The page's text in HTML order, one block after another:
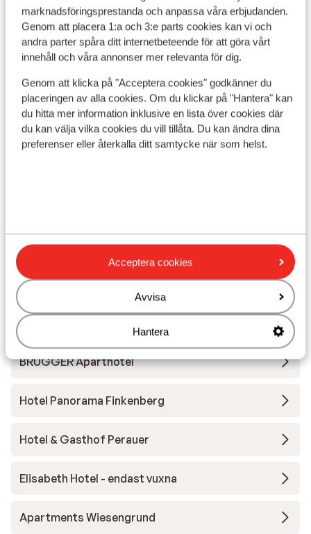
marknadsföringsprestanda och anpassa våra erbjudanden.
Genom att placera 1:a och 3:e parts cookies kan vi och
andra parter spåra ditt internetbeteende för att göra vårt
innehåll och våra annonser mer relevanta för dig.
Genom att klicka på "Acceptera cookies" godkänner du
placeringen av alla cookies. Om du klickar på "Hantera" kan
du hitta mer information inklusive en lista över cookies där
du kan välja vilka cookies du vill tillåta. Du kan ändra dina
preferenser eller återkalla ditt samtycke när som helst.
Acceptera cookies
Avvisa
Hantera
I centrum
Avstånd till flygplats innsbruck är ca 75 km
Avstånd till skidbuss ca 80 m ( skidbuss är gratis
vid uppvisat liftkort / gäskort)
Avstånd till skidlift penkenbahn är ca 100 m:
ahornbahn är ca 300 km
Närmaste kiosk ca 150 m
Närmaste restaurang ca 100 m
Skidskola
Utrustning
Andra boenden i Ski Zillertal 3000
BRUGGER Aparthotel
Hotel Panorama Finkenberg
Hotel & Gasthof Perauer
Elisabeth Hotel - endast vuxna
Apartments Wiesengrund